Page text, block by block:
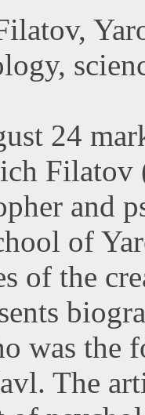
24
Filatov
and
of
of the
was the
The